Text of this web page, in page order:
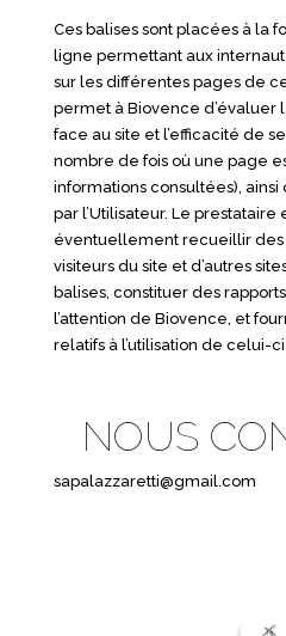
Ces balises sont placées à la
ligne permettant aux
sur les différentes pages de
permet à Biovence d’évaluer
face au site et l’efficacité de
nombre de fois où une page
informations consultées), ainsi
par l’Utilisateur. Le prestataire
éventuellement recueillir des
visiteurs du site et d’autres
balises, constituer des
l’attention de Biovence, et
relatifs à l’utilisation de celui-ci
NOUS
sapalazzaretti@gmail.com